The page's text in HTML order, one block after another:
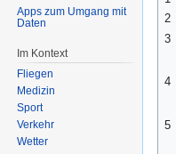
2
3
4
5
Apps zum Umgang mit
Daten
Im Kontext
Fliegen
Medizin
Sport
Verkehr
Wetter